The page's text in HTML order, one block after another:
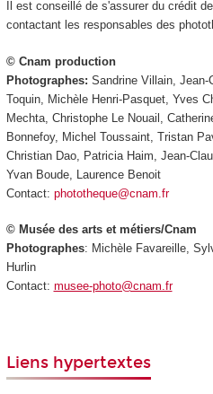
Il est conseillé de s'assurer du crédit
contactant les responsables des
© Cnam production
Photographes: Sandrine Villain, Jean-
Toquin, Michèle Henri-Pasquet, Yves
Mechta, Christophe Le Nouail,
Bonnefoy, Michel Toussaint, Tristan
Christian Dao, Patricia Haim, Jean-
Yvan Boude, Laurence Benoit
Contact: phototheque@cnam.fr
© Musée des arts et métiers/Cnam
Photographes: Michèle Favareille,
Hurlin
Contact: musee-photo@cnam.fr
Liens hypertextes